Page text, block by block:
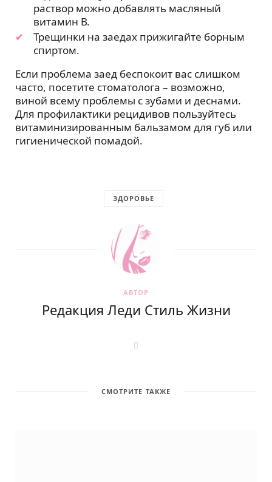
раствор можно добавлять масляный
витамин В.
Трещинки на заедах прижигайте борным
спиртом.
Если проблема заед беспокоит вас слишком
часто, посетите стоматолога – возможно,
виной всему проблемы с зубами и деснами.
Для профилактики рецидивов пользуйтесь
витаминизированным бальзамом для губ или
гигиенической помадой.
ЗДОРОВЬЕ
АВТОР
Редакция Леди Стиль Жизни
e
СМОТРИТЕ ТАКЖЕ